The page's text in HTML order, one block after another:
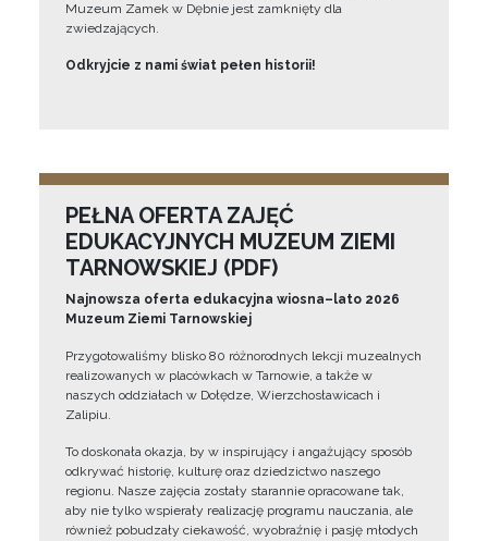
Muzeum Zamek w Dębnie jest zamknięty dla
zwiedzających.
Odkryjcie z nami świat pełen historii!
PEŁNA OFERTA ZAJĘĆ
EDUKACYJNYCH MUZEUM ZIEMI
TARNOWSKIEJ (PDF)
Najnowsza oferta edukacyjna wiosna–lato 2026
Muzeum Ziemi Tarnowskiej
Przygotowaliśmy blisko 80 różnorodnych lekcji muzealnych
realizowanych w placówkach w Tarnowie, a także w
naszych oddziałach w Dołędze, Wierzchosławicach i
Zalipiu.
To doskonała okazja, by w inspirujący i angażujący sposób
odkrywać historię, kulturę oraz dziedzictwo naszego
regionu. Nasze zajęcia zostały starannie opracowane tak,
aby nie tylko wspierały realizację programu nauczania, ale
również pobudzały ciekawość, wyobraźnię i pasję młodych